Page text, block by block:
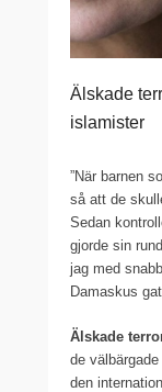
Älskade
islamister
”När barnen
så att de
Sedan
gjorde sin
jag med
Damaskus
Älskade
de
den